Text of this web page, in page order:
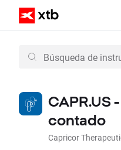
CAPR.US
contado
Capricor